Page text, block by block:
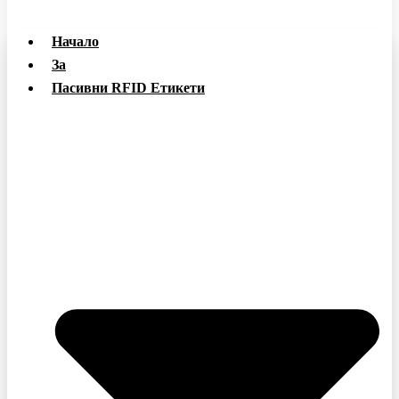
Начало
За
Пасивни RFID Етикети